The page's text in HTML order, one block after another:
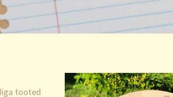
tooted